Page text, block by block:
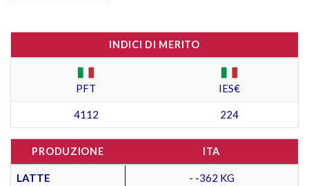
INDICI DI MERITO
PFT IES€
4112 224
PRODUZIONE ITA
LATTE - -362 KG